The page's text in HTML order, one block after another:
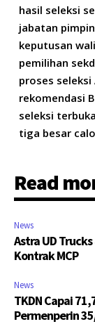
hasil seleksi
jabatan
keputusan
pemilihan
proses seleksi
rekomendasi
seleksi
tiga besar
Read
News
Astra UD
Kontrak MCP
News
TKDN Capai
Permenperin